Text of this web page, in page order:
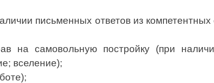
письменных ответов из компетентных
самовольную постройку (при
вселение);